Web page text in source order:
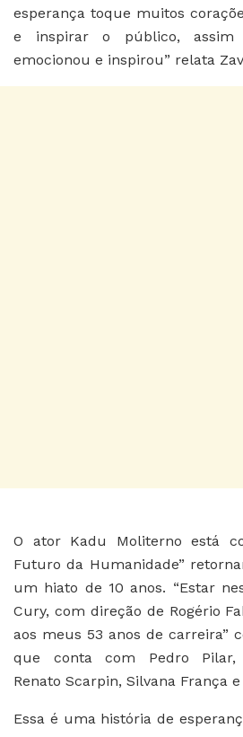
esperança toque muitos
e inspirar o público,
emocionou e inspirou” relata
O ator Kadu Moliterno está
Futuro da Humanidade”
um hiato de 10 anos. “Estar
Cury, com direção de Rogério
aos meus 53 anos de carreira”
que conta com Pedro Pilar,
Renato Scarpin, Silvana França
Essa é uma história de